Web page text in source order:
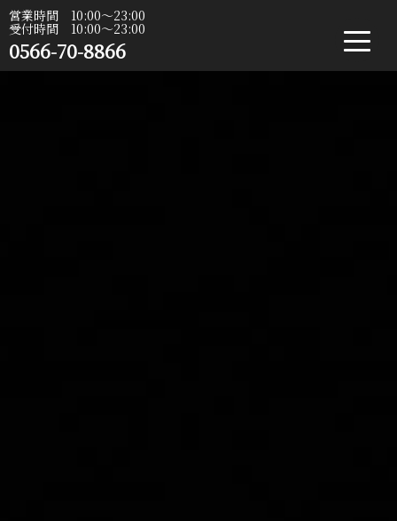
営業時間 10:00〜23:00
受付時間 10:00〜23:00
0566-70-8866